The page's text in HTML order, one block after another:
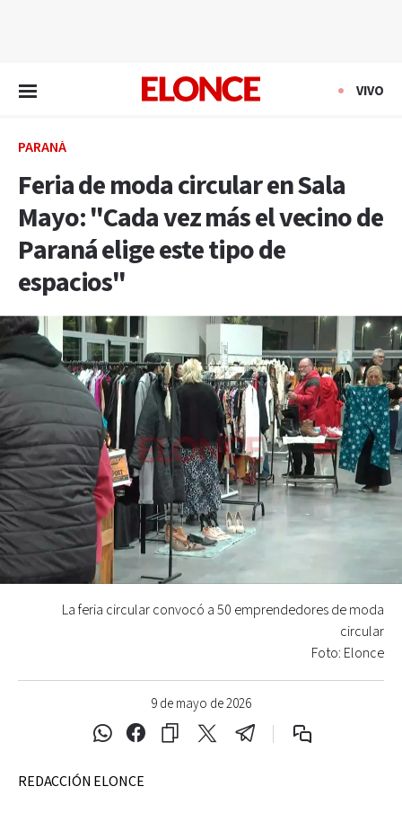
VIVO
PARANÁ
Feria de moda circular en Sala
Mayo: "Cada vez más el vecino de
Paraná elige este tipo de
espacios"
9 de mayo de 2026
La feria circular convocó a 50 emprendedores de moda
circular
Foto: Elonce
REDACCIÓN ELONCE